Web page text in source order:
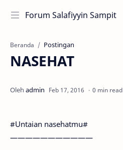
Forum Salafiyyin Sampit
Beranda Postingan
NASEHAT
0 min read
#Untaian nasehatmu#
———————————